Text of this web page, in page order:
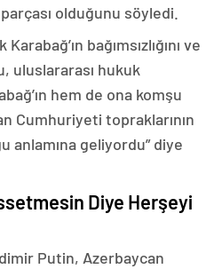
olduğunu söyledi.
Karabağ’ın bağımsızlığını ve
uluslararası hukuk
hem de ona komşu
Cumhuriyeti topraklarının
anlamına geliyordu” diye
Diye Herşeyi
Putin, Azerbaycan